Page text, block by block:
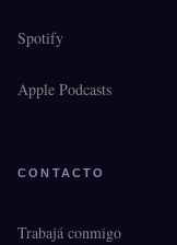
Spotify
Apple Podcasts
CONTACTO
Trabajá conmigo